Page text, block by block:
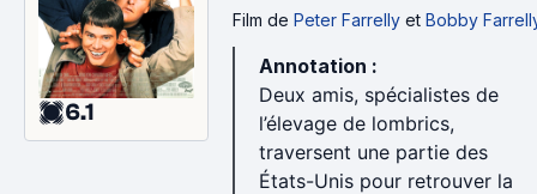
6.1
Film de Peter Farrelly et Bobby
Annotation :
Deux amis, spécialistes de
l’élevage de lombrics,
traversent une partie des
États-Unis pour retrouver la